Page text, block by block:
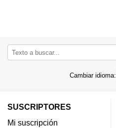
Cambiar idioma:
SUSCRIPTORES
Mi suscripción